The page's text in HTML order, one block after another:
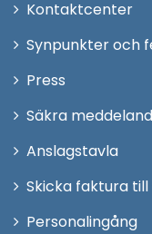
Kontaktcenter
Synpunkter och
Press
fönster
Säkra
Anslagstavla
Skicka faktura
Personalingång